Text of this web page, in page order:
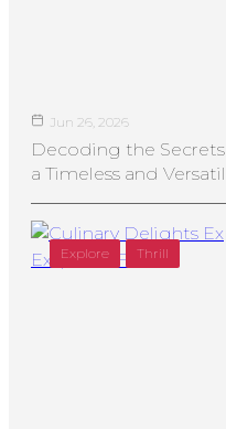
Jun 26, 2026
Decoding the
a Timeless and
Explore Thrill